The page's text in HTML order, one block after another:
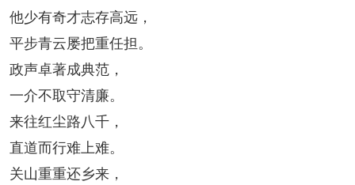
他少有奇才志存高远，
平步青云屡把重任担。
政声卓著成典范，
一介不取守清廉。
来往红尘路八千，
直道而行难上难。
关山重重还乡来，